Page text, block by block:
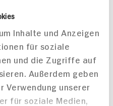
Inhalte und Anzeigen
für soziale
und die Zugriffe auf
Außerdem geben
Verwendung unserer
für soziale Medien,
leicht
AKTUELLEN
TAGES-